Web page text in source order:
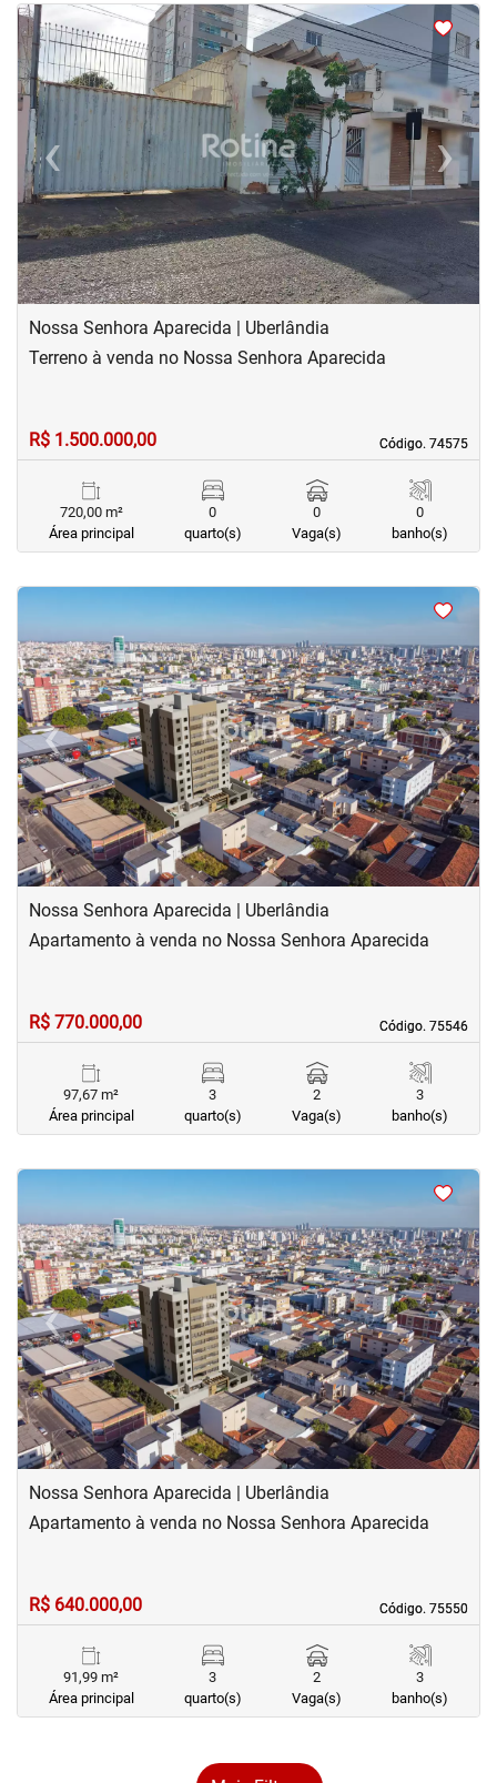
<
‹Previous ›Next
Nossa Senhora Aparecida | Uberlândia
Código. 74575
Código. 74575
Terreno à venda no Nossa Senhora Aparecida
R$ 1.500.000,00
720,00 m²
Área principal
0
quarto(s)
0
Vaga(s)
0
banho(s)
<<<
‹Previous ›Next
Nossa Senhora Aparecida | Uberlândia
Código. 75546
Código. 75546
Apartamento à venda no Nossa Senhora Aparecida
R$ 770.000,00
97,67 m²
Área principal
3
quarto(s)
2
Vaga(s)
3
banho(s)
<<<
‹Previous ›Next
Nossa Senhora Aparecida | Uberlândia
Código. 75550
Código. 75550
Apartamento à venda no Nossa Senhora Aparecida
R$ 640.000,00
91,99 m²
Área principal
3
quarto(s)
2
Vaga(s)
3
banho(s)